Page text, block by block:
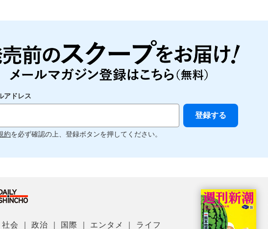
アドレス
約を必ず確認の上、登録ボタンを押してください。
社会 ｜政治 国際 エンタメ ライフ